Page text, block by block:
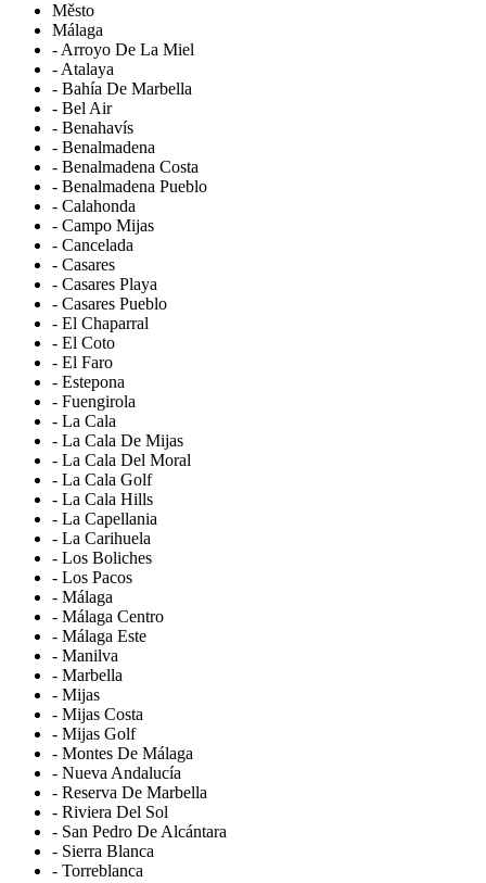
Město
Málaga
- Arroyo De La Miel
- Atalaya
- Bahía De Marbella
- Bel Air
- Benahavís
- Benalmadena
- Benalmadena Costa
- Benalmadena Pueblo
- Calahonda
- Campo Mijas
- Cancelada
- Casares
- Casares Playa
- Casares Pueblo
- El Chaparral
- El Coto
- El Faro
- Estepona
- Fuengirola
- La Cala
- La Cala De Mijas
- La Cala Del Moral
- La Cala Golf
- La Cala Hills
- La Capellania
- La Carihuela
- Los Boliches
- Los Pacos
- Málaga
- Málaga Centro
- Málaga Este
- Manilva
- Marbella
- Mijas
- Mijas Costa
- Mijas Golf
- Montes De Málaga
- Nueva Andalucía
- Reserva De Marbella
- Riviera Del Sol
- San Pedro De Alcántara
- Sierra Blanca
- Torreblanca